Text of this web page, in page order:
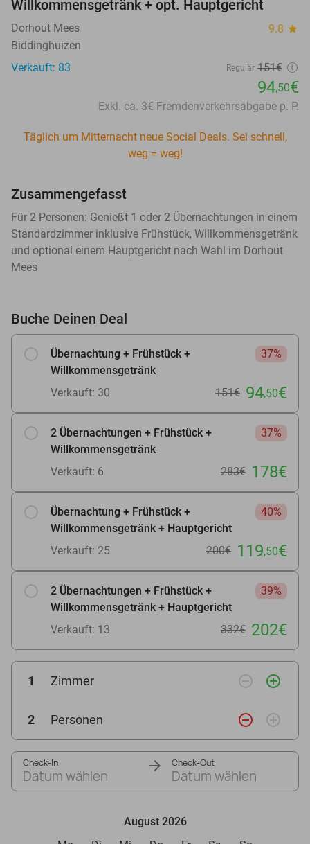
Willkommensgetränk + opt. Hauptgericht
Dorhout Mees 9.8 star
Biddinghuizen
Verkauft: 83
Regulär 151€
94,50€
Exkl. ca. 3€ Fremdenverkehrsabgabe p. P.
Täglich um Mitternacht neue Social Deals. Sei schnell,
weg = weg!
Zusammengefasst
Für 2 Personen: Genießt 1 oder 2 Übernachtungen in einem
Standardzimmer inklusive Frühstück, Willkommensgetränk
und optional einem Hauptgericht nach Wahl im Dorhout
Mees
Buche Deinen Deal
Übernachtung + Frühstück +
Willkommensgetränk
37%
Verkauft: 30 151€ 94,50€
2 Übernachtungen + Frühstück +
Willkommensgetränk
37%
Verkauft: 6 283€ 178€
Übernachtung + Frühstück +
Willkommensgetränk + Hauptgericht
40%
Verkauft: 25 200€ 119,50€
2 Übernachtungen + Frühstück +
Willkommensgetränk + Hauptgericht
39%
Verkauft: 13 332€ 202€
1 Zimmer remove_circle_outline add_circle_outline
2 Personen remove_circle_outline add_circle_outline
Check-In
Datum wählen
Check-Out
Datum wählen
August 2026